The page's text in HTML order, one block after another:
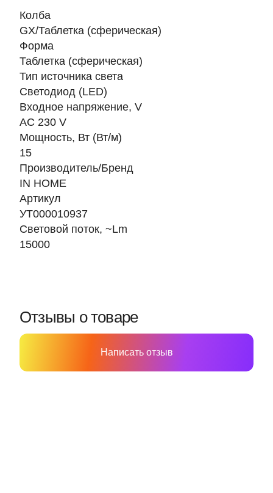
Колба
GX/Таблетка (сферическая)
Форма
Таблетка (сферическая)
Тип источника света
Светодиод (LED)
Входное напряжение, V
AC 230 V
Мощность, Вт (Вт/м)
15
Производитель/Бренд
IN HOME
Артикул
УТ000010937
Световой поток, ~Lm
15000
Отзывы о товаре
Написать отзыв